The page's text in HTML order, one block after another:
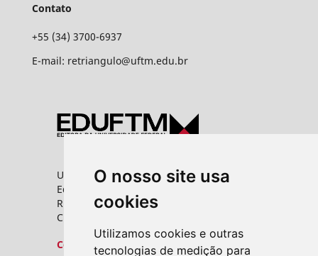
O nosso site usa
cookies
Utilizamos cookies e outras
tecnologias de medição para
Contato
+55 (34) 3700-6937
E-mail: retriangulo@uftm.edu.br
Universidade Federal do Triângulo Mineiro
Editora UFTM
Rua Vigário Carlos, 100 - Bairro Abadia
CEP: 38025-350 - Uberaba/MG
Contato